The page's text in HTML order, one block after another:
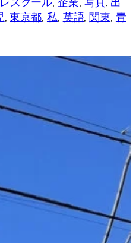
, 東京都, 私, 英語, 関東, 青